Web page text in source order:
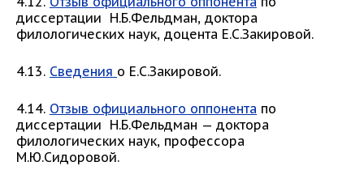
диссертации Н.Б.Фельдман, доктора
филологических наук, доцента Е.С.Закировой.
4.13. Сведения о Е.С.Закировой.
4.14. Отзыв официального оппонента по
диссертации Н.Б.Фельдман — доктора
филологических наук, профессора
М.Ю.Сидоровой.